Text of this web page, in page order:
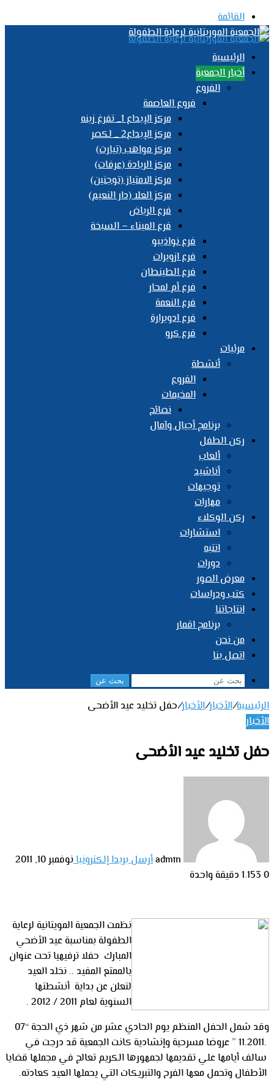
القائمة
الرئيسية
أخبار الجمعية
الفروع
فروع العاصمة
مركز الإبداع 1_ تفرغ زينه
مركز الإبداع2 _ لكصر
مركز مواهب (تيارت)
مركز الريادة (عرفات)
مركز الامتياز (توجنين)
مركز العلا (دار النعيم)
فرع الرياض
فرع الميناء – السبخة
فرع نواذيبو
فرع ازويرات
فرع الطينطان
فرع أم لمحار
فرع النعمة
فرع ادويرارة
فرع كرو
مرئيات
أنشطة
الفروع
المخيمات
نصائح
برنامج أجيال وآمال
ركن الطفل
ألعاب
أناشيد
توجيهات
مهارات
ركن الوكلاء
استشارات
انتبه
دورات
معرض الصور
كتب ودراسات
انتاجاتنا
برنامج اقمار
من نحن
اتصل بنا
بحث عن
الرئيسية/الأخبار/الأخبار/حفل تخليد عيد الأضحى
الأخبار
حفل تخليد عيد الأضحى
adminأرسل بريدا إلكترونيانوفمبر 10, 2011
0
دقيقة واحدة
نظمت الجمعية المويتانية لرعاية
الطفولة بمناسبة عيد الأضحي
المبارك حفلا ترفيهيا تحت عنوان
بالممتع المفيد .. نخلد العيد
لتعلن عن بداية أنشطتها
السنوية لعام 2011 / 2012 .
وقد شمل الحفل المنظم يوم الحادي عشر من شهر ذي الحجة “07
.11.2011 ” عروضا مسرحية وإنشادية كانت الجمعية قد درجت في
سالف أيامها علي تقديمها لجمهورها الكريم تعالج في مجملها قضايا
الأطفال وتحمل معها الفرح والتبريكات التي يحملها العيد كعادته.